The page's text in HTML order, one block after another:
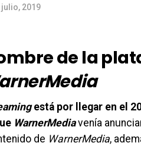
julio, 2019
de la
está por llegar en el
WarnerMediavenía
de WarnerMedia,